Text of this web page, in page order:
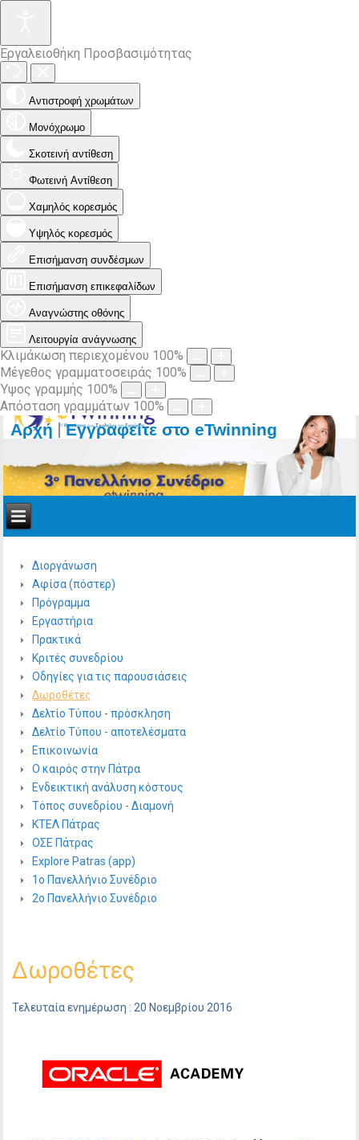
Εργαλειοθήκη Προσβασιμότητας
Αντιστροφή χρωμάτων
Μονόχρωμο
Σκοτεινή αντίθεση
Φωτεινή Αντίθεση
Χαμηλός κορεσμός
Υψηλός κορεσμός
Επισήμανση συνδέσμων
Επισήμανση επικεφαλίδων
Αναγνώστης οθόνης
Λειτουργία ανάγνωσης
Κλιμάκωση περιεχομένου 100%
Μέγεθος γραμματοσειράς 100%
Ύψος γραμμής 100%
Απόσταση γραμμάτων 100%
Αρχή |Εγγραφείτε στο eTwinning
Διοργάνωση
Αφίσα (πόστερ)
Πρόγραμμα
Εργαστήρια
Πρακτικά
Κριτές συνεδρίου
Οδηγίες για τις παρουσιάσεις
Δωροθέτες
Δελτίο Τύπου - πρόσκληση
Δελτίο Τύπου - αποτελέσματα
Επικοινωνία
Ο καιρός στην Πάτρα
Ενδεικτική ανάλυση κόστους
Τόπος συνεδρίου - Διαμονή
ΚΤΕΛ Πάτρας
ΟΣΕ Πάτρας
Explore Patras (app)
1ο Πανελλήνιο Συνέδριο
2ο Πανελλήνιο Συνέδριο
Δωροθέτες
Τελευταία ενημέρωση : 20 Νοεμβρίου 2016